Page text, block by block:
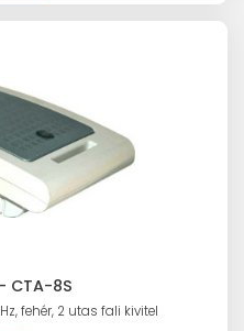
CTA-8S
fehér, 2 utas fali kivitel